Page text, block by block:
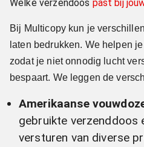
Welke verzendoos past bij
Bij Multicopy kun je
laten bedrukken. We helpen
zodat je niet onnodig lucht
bespaart. We leggen de
Amerikaanse
gebruikte verzenddoos
versturen van diverse